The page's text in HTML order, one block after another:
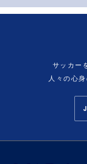
サッカー
人々の心